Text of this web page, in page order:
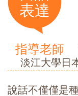
表達
指導老師
淡江大學日
說話不僅僅是